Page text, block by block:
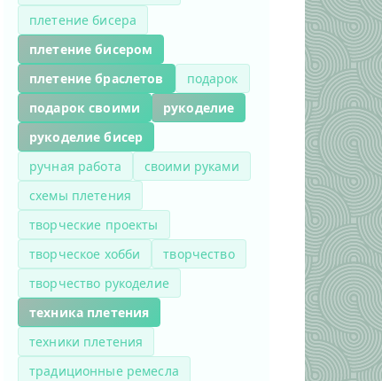
плетение бисера
плетение бисером
плетение браслетов
подарок
подарок своими
рукоделие
рукоделие бисер
ручная работа
своими руками
схемы плетения
творческие проекты
творческое хобби
творчество
творчество рукоделие
техника плетения
техники плетения
традиционные ремесла